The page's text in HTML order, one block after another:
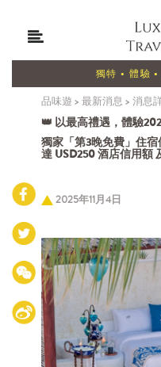
獨特 • 體驗
品味遊 >最新消息 >消息
👑 以最高禮遇，體驗
獨家「第3晚免費」住
達 USD250 酒店信用額
2025年11月4日